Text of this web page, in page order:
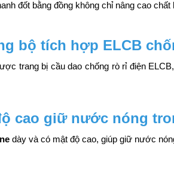
đốt bằng đồng không chỉ nâng cao
bộ tích hợp ELCB
trang bị cầu dao chống rò rỉ điện
cao giữ nước nóng
dày và có mật độ cao, giúp giữ nước